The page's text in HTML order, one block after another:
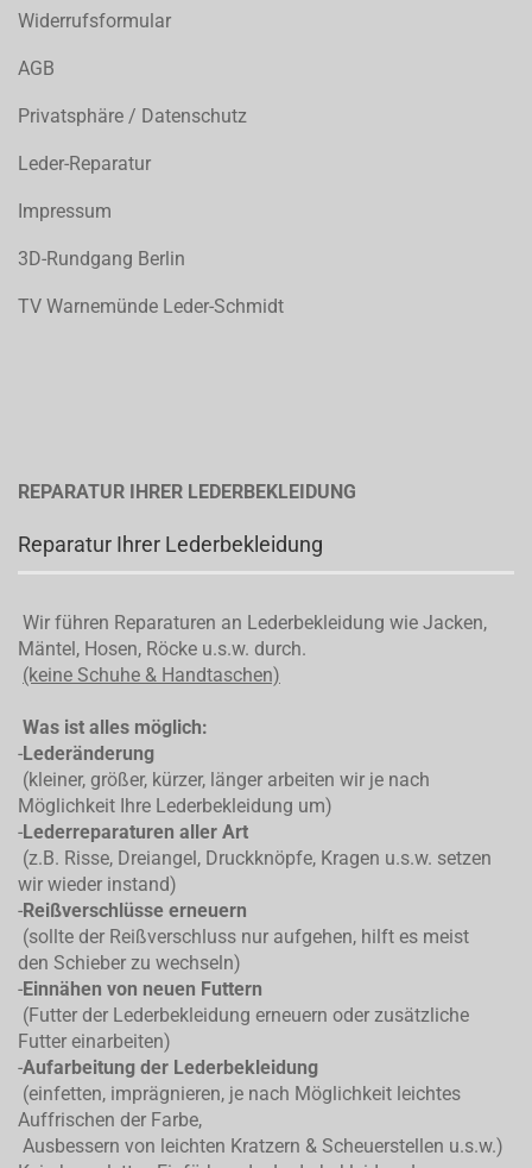
Widerrufsformular
AGB
Privatsphäre / Datenschutz
Leder-Reparatur
Impressum
3D-Rundgang Berlin
TV Warnemünde Leder-Schmidt
REPARATUR IHRER LEDERBEKLEIDUNG
Reparatur Ihrer Lederbekleidung
Wir führen Reparaturen an Lederbekleidung wie Jacken,
Mäntel, Hosen, Röcke u.s.w. durch.
(keine Schuhe & Handtaschen)
Was ist alles möglich:
-Lederänderung
(kleiner, größer, kürzer, länger arbeiten wir je nach
Möglichkeit Ihre Lederbekleidung um)
-Lederreparaturen aller Art
(z.B. Risse, Dreiangel, Druckknöpfe, Kragen u.s.w. setzen
wir wieder instand)
-Reißverschlüsse erneuern
(sollte der Reißverschluss nur aufgehen, hilft es meist
den Schieber zu wechseln)
-Einnähen von neuen Futtern
(Futter der Lederbekleidung erneuern oder zusätzliche
Futter einarbeiten)
-Aufarbeitung der Lederbekleidung
(einfetten, imprägnieren, je nach Möglichkeit leichtes
Auffrischen der Farbe,
Ausbessern von leichten Kratzern & Scheuerstellen u.s.w.)